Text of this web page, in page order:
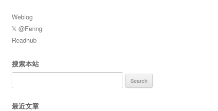
Weblog
𝕏 @Fenng
Readhub
搜索本站
for:
最近文章